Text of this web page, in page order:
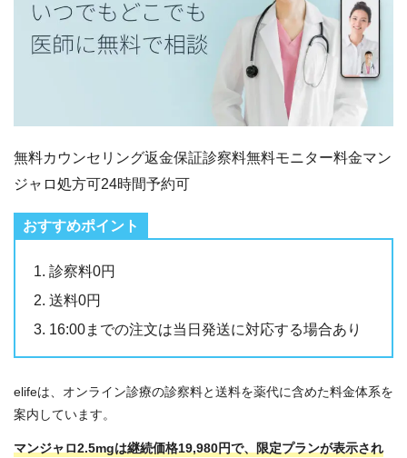
無料カウンセリング返金保証診察料無料モニター料金マン
ジャロ処方可24時間予約可
診察料0円
送料0円
16:00までの注文は当日発送に対応する場合あり
elifeは、オンライン診療の診察料と送料を薬代に含めた料金体系を
案内しています。
マンジャロ2.5mgは継続価格19,980円で、限定プランが表示され